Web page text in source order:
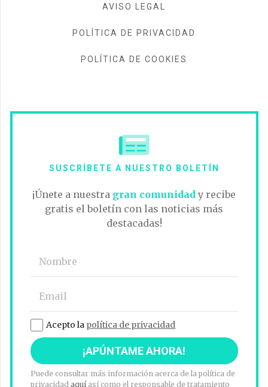
AVISO LEGAL
POLÍTICA DE PRIVACIDAD
POLÍTICA DE COOKIES
SUSCRÍBETE A NUESTRO BOLETÍN
¡Únete a nuestra gran comunidad y recibe
gratis el boletín con las noticias más
destacadas!
Acepto la política de privacidad
Puede consultar más información acerca de la política de
privacidad aquíasí como el responsable de tratamiento